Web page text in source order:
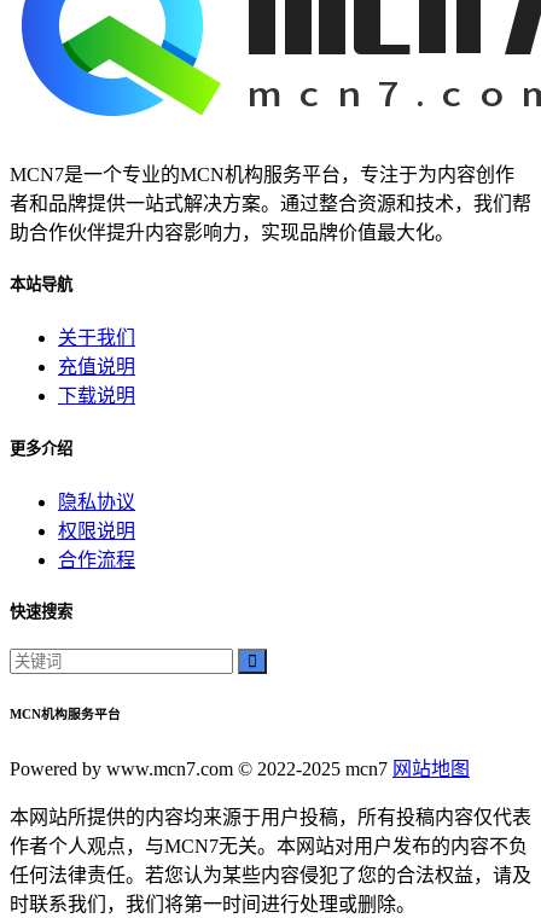
MCN7是一个专业的MCN机构服务平台，专注于为内容创作
者和品牌提供一站式解决方案。通过整合资源和技术，我们帮
助合作伙伴提升内容影响力，实现品牌价值最大化。
本站导航
关于我们
充值说明
下载说明
更多介绍
隐私协议
权限说明
合作流程
快速搜索
MCN机构服务平台
Powered by www.mcn7.com © 2022-2025 mcn7 网站地图
本网站所提供的内容均来源于用户投稿，所有投稿内容仅代表
作者个人观点，与MCN7无关。本网站对用户发布的内容不负
任何法律责任。若您认为某些内容侵犯了您的合法权益，请及
时联系我们，我们将第一时间进行处理或删除。